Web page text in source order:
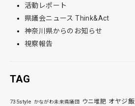
活動レポート
県議会ニュース Think&Act
神奈川県からのお知らせ
視察報告
TAG
735style かながわ未来県議団 ウニ堆肥 オヤジ飯